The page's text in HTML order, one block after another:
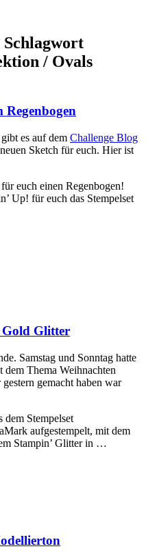
/ Ovals
es auf dem Challenge Blog
Sketch für euch. Hier ist
euch einen Regenbogen!
Up! für euch das Stempelset
Gold Glitter
Samstag und Sonntag hatte
dem Thema Weihnachten
gemacht haben war
dem Stempelset
aufgestempelt, mit dem
Stampin’ Glitter in …